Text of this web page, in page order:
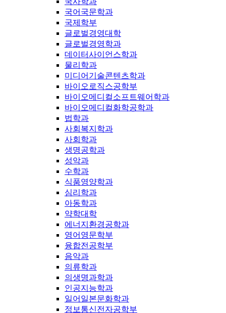
국어국문학과
국제학부
글로벌경영대학
글로벌경영학과
데이터사이언스학과
물리학과
미디어기술콘텐츠학과
바이오로직스공학부
바이오메디컬소프트웨어학과
바이오메디컬화학공학과
법학과
사회복지학과
사회학과
생명공학과
성악과
수학과
식품영양학과
심리학과
아동학과
약학대학
에너지환경공학과
영어영문학부
융합전공학부
음악과
의류학과
의생명과학과
인공지능학과
일어일본문화학과
정보통신전자공학부